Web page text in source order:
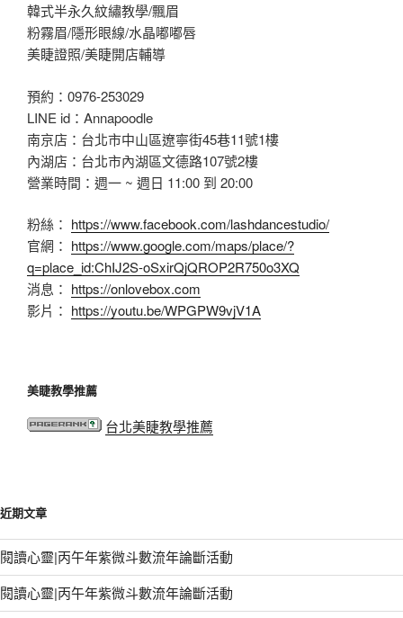
韓式半永久紋繡教學/飄眉
粉霧眉/隱形眼線/水晶嘟嘟唇
美睫證照/美睫開店輔導
預約：0976-253029
LINE id：Annapoodle
南京店：台北市中山區遼寧街45巷11號1樓
內湖店：台北市內湖區文德路107號2樓
營業時間：週一 ~ 週日 11:00 到 20:00
粉絲： https://www.facebook.com/lashdancestudio/
官網： https://www.google.com/maps/place/?
q=place_id:ChIJ2S-oSxirQjQROP2R750o3XQ
消息： https://onlovebox.com
影片： https://youtu.be/WPGPW9vjV1A
美睫教學推薦
台北美睫教學推薦
近期文章
閱讀心靈|丙午年紫微斗數流年論斷活動
閱讀心靈|丙午年紫微斗數流年論斷活動